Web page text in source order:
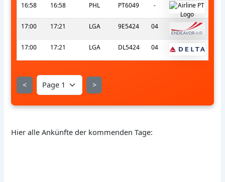
16:58 16:58 PHL PT6049 -
17:00 17:21 LGA 9E5424 04
17:00 17:21 LGA DL5424 04
< >
Hier alle Ankünfte der kommenden Tage: